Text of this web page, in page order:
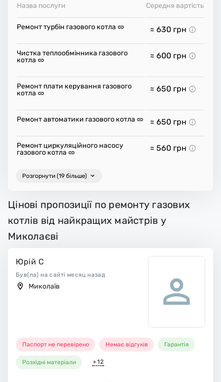
Назва послуги Середня вартість
Ремонт турбін газового котла ≈ 630 грн
Чистка теплообмінника газового
котла
≈ 600 грн
Ремонт плати керування газового
котла
≈ 650 грн
Ремонт автоматики газового котла ≈ 650 грн
Ремонт циркуляційного насосу
газового котла
≈ 560 грн
Розгорнути (19 більше)
Цінові пропозиції по ремонту газових
котлів від найкращих майстрів у
Миколаєві
Юрій С
Був(ла) на сайті месяц назад
Миколаїв
Паспорт не перевірено Немає відгуків Гарантія
Розхідні матеріали +12